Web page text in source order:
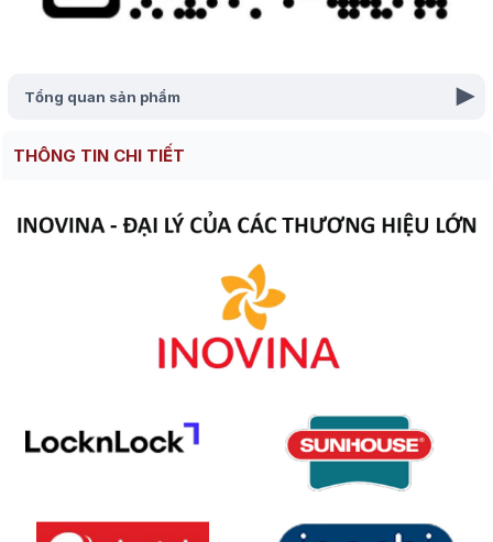
Tổng quan sản phẩm ▾
THÔNG TIN CHI TIẾT